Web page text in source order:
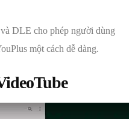
DLE cho phép người dùng
một cách dễ dàng.